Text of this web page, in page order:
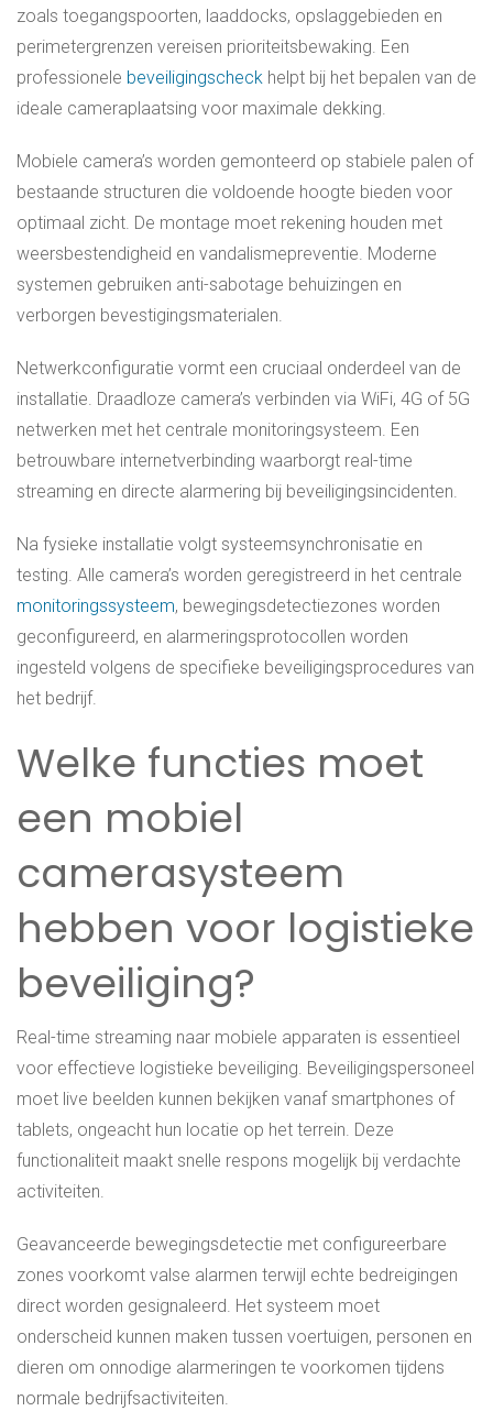
zoals toegangspoorten, laaddocks, opslaggebieden en
perimetergrenzen vereisen prioriteitsbewaking. Een
professionele beveiligingscheck helpt bij het bepalen van de
ideale cameraplaatsing voor maximale dekking.
Mobiele camera’s worden gemonteerd op stabiele palen of
bestaande structuren die voldoende hoogte bieden voor
optimaal zicht. De montage moet rekening houden met
weersbestendigheid en vandalismepreventie. Moderne
systemen gebruiken anti-sabotage behuizingen en
verborgen bevestigingsmaterialen.
Netwerkconfiguratie vormt een cruciaal onderdeel van de
installatie. Draadloze camera’s verbinden via WiFi, 4G of 5G
netwerken met het centrale monitoringsysteem. Een
betrouwbare internetverbinding waarborgt real-time
streaming en directe alarmering bij beveiligingsincidenten.
Na fysieke installatie volgt systeemsynchronisatie en
testing. Alle camera’s worden geregistreerd in het centrale
monitoringssysteem, bewegingsdetectiezones worden
geconfigureerd, en alarmeringsprotocollen worden
ingesteld volgens de specifieke beveiligingsprocedures van
het bedrijf.
Welke functies moet
een mobiel
camerasysteem
hebben voor logistieke
beveiliging?
Real-time streaming naar mobiele apparaten is essentieel
voor effectieve logistieke beveiliging. Beveiligingspersoneel
moet live beelden kunnen bekijken vanaf smartphones of
tablets, ongeacht hun locatie op het terrein. Deze
functionaliteit maakt snelle respons mogelijk bij verdachte
activiteiten.
Geavanceerde bewegingsdetectie met configureerbare
zones voorkomt valse alarmen terwijl echte bedreigingen
direct worden gesignaleerd. Het systeem moet
onderscheid kunnen maken tussen voertuigen, personen en
dieren om onnodige alarmeringen te voorkomen tijdens
normale bedrijfsactiviteiten.